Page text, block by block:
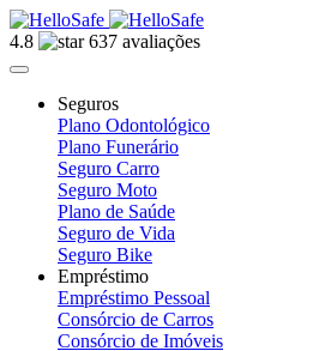
4.8 637 avaliações
Seguros
Plano Odontológico
Plano Funerário
Seguro Carro
Seguro Moto
Plano de Saúde
Seguro de Vida
Seguro Bike
Empréstimo
Empréstimo Pessoal
Consórcio de Carros
Consórcio de Imóveis